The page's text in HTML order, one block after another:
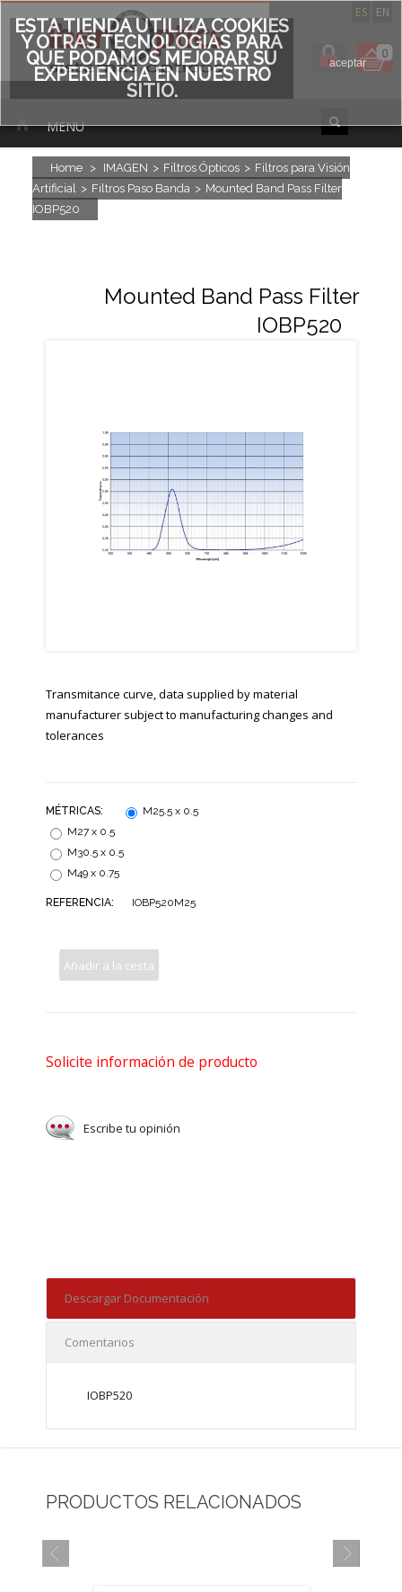
ES EN
0
MENU
Home > IMAGEN > Filtros Ópticos > Filtros para Visión
Artificial > Filtros Paso Banda > Mounted Band Pass Filter
IOBP520
Mounted Band Pass Filter
IOBP520
Transmitance curve, data supplied by material
manufacturer subject to manufacturing changes and
tolerances
MÉTRICAS:
M25.5 x 0.5
M27 x 0.5
M30.5 x 0.5
M49 x 0.75
REFERENCIA: IOBP520M25
Añadir a la cesta
Solicite información de producto
Escribe tu opinión
Descargar Documentación
Comentarios
IOBP520
PRODUCTOS RELACIONADOS
ESTA TIENDA UTILIZA COOKIES
Y OTRAS TECNOLOGÍAS PARA
QUE PODAMOS MEJORAR SU
EXPERIENCIA EN NUESTRO
SITIO.
aceptar